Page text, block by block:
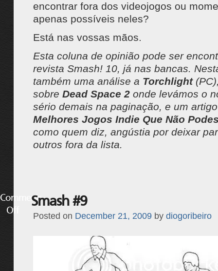
encontrar fora dos videojogos ou
apenas possíveis neles?
Está nas vossas mãos.
Esta coluna de opinião pode ser
revista Smash! 10, já nas bancas.
também uma análise a Torchlight
sobre Dead Space 2onde levámos o
sério demais na paginação, e um
Melhores Jogos Indie Que Não
como quem diz, angústia por deixar
outros fora da lista.
Comments
Off
Smash #9
Posted on December 21, 2009 by diogoribeiro